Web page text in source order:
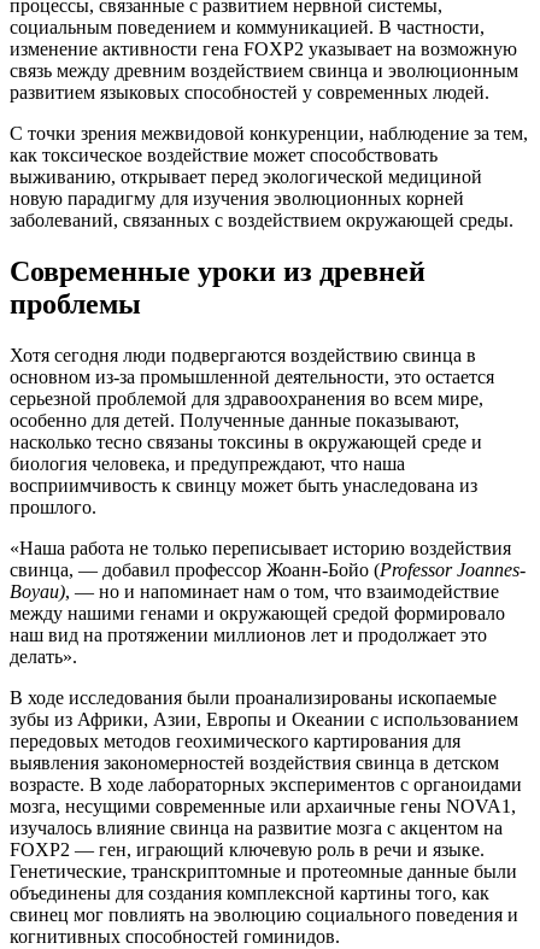
процессы, связанные с развитием нервной системы,
социальным поведением и коммуникацией. В частности,
изменение активности гена FOXP2 указывает на возможную
связь между древним воздействием свинца и эволюционным
развитием языковых способностей у современных людей.
С точки зрения межвидовой конкуренции, наблюдение за тем,
как токсическое воздействие может способствовать
выживанию, открывает перед экологической медициной
новую парадигму для изучения эволюционных корней
заболеваний, связанных с воздействием окружающей среды.
Современные уроки из древней
проблемы
Хотя сегодня люди подвергаются воздействию свинца в
основном из-за промышленной деятельности, это остается
серьезной проблемой для здравоохранения во всем мире,
особенно для детей. Полученные данные показывают,
насколько тесно связаны токсины в окружающей среде и
биология человека, и предупреждают, что наша
восприимчивость к свинцу может быть унаследована из
прошлого.
«Наша работа не только переписывает историю воздействия
свинца, — добавил профессор Жоанн-Бойо (Professor Joannes-
Boyau), — но и напоминает нам о том, что взаимодействие
между нашими генами и окружающей средой формировало
наш вид на протяжении миллионов лет и продолжает это
делать».
В ходе исследования были проанализированы ископаемые
зубы из Африки, Азии, Европы и Океании с использованием
передовых методов геохимического картирования для
выявления закономерностей воздействия свинца в детском
возрасте. В ходе лабораторных экспериментов с органоидами
мозга, несущими современные или архаичные гены NOVA1,
изучалось влияние свинца на развитие мозга с акцентом на
FOXP2 — ген, играющий ключевую роль в речи и языке.
Генетические, транскриптомные и протеомные данные были
объединены для создания комплексной картины того, как
свинец мог повлиять на эволюцию социального поведения и
когнитивных способностей гоминидов.